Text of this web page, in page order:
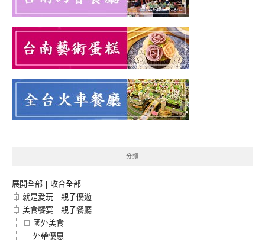
分類
展開全部 | 收合全部
就是愛玩︱親子優遊
美食饗宴︱親子餐廳
國外美食
外帶優惠